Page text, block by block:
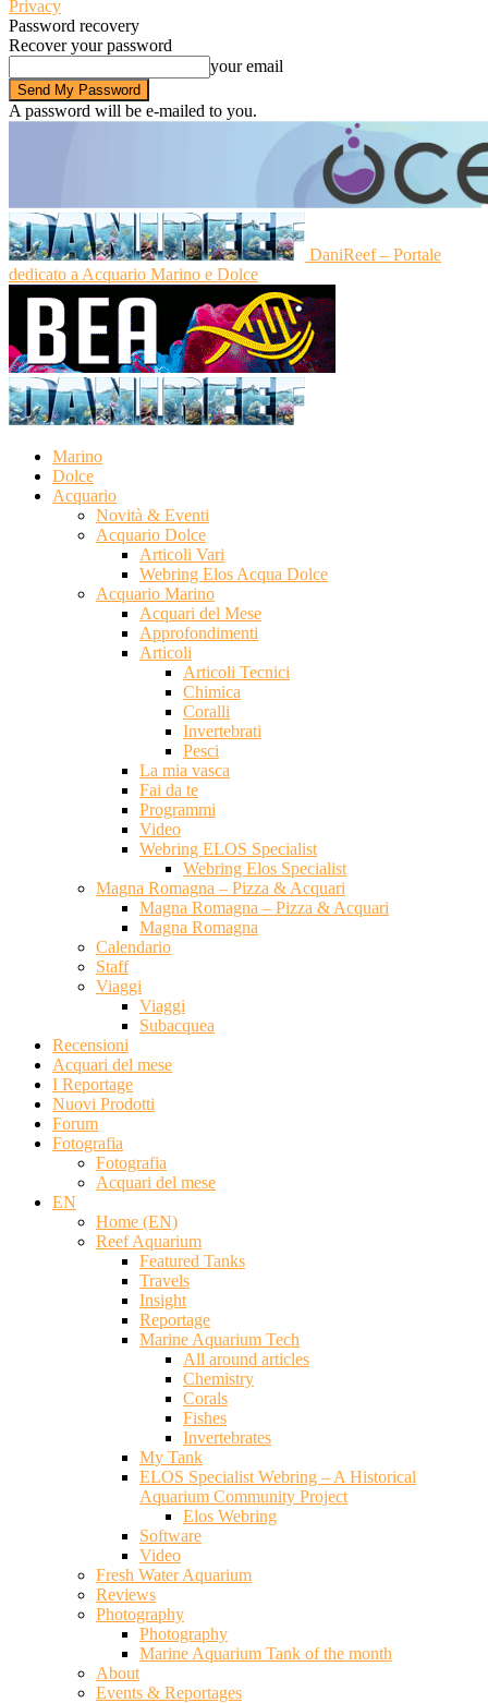
Privacy
Password recovery
Recover your password
your email
A password will be e-mailed to you.
DaniReef – Portale
dedicato a Acquario Marino e Dolce
Marino
Dolce
Acquario
Novità & Eventi
Acquario Dolce
Articoli Vari
Webring Elos Acqua Dolce
Acquario Marino
Acquari del Mese
Approfondimenti
Articoli
Articoli Tecnici
Chimica
Coralli
Invertebrati
Pesci
La mia vasca
Fai da te
Programmi
Video
Webring ELOS Specialist
Webring Elos Specialist
Magna Romagna – Pizza & Acquari
Magna Romagna – Pizza & Acquari
Magna Romagna
Calendario
Staff
Viaggi
Viaggi
Subacquea
Recensioni
Acquari del mese
I Reportage
Nuovi Prodotti
Forum
Fotografia
Fotografia
Acquari del mese
EN
Home (EN)
Reef Aquarium
Featured Tanks
Travels
Insight
Reportage
Marine Aquarium Tech
All around articles
Chemistry
Corals
Fishes
Invertebrates
My Tank
ELOS Specialist Webring – A Historical
Aquarium Community Project
Elos Webring
Software
Video
Fresh Water Aquarium
Reviews
Photography
Photography
Marine Aquarium Tank of the month
About
Events & Reportages